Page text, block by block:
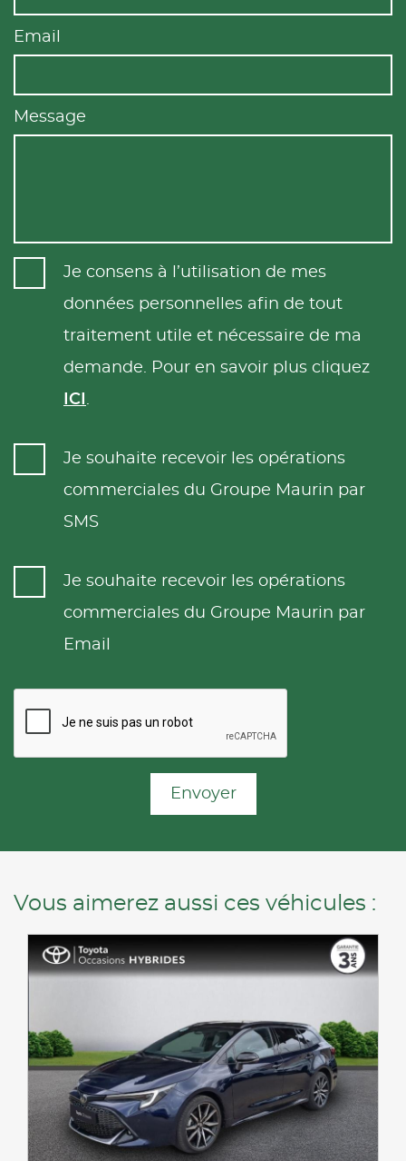
Email
Message
Je consens à l’utilisation de mes
données personnelles afin de tout
traitement utile et nécessaire de ma
demande. Pour en savoir plus cliquez
ICI .
Je souhaite recevoir les opérations
commerciales du Groupe Maurin par
SMS
Je souhaite recevoir les opérations
commerciales du Groupe Maurin par
Email
Envoyer
Vous aimerez aussi ces véhicules :